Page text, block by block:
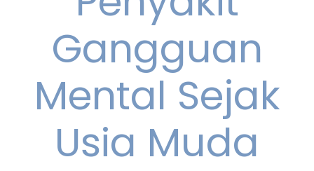
Gangguan
Mental Sejak
Usia Muda